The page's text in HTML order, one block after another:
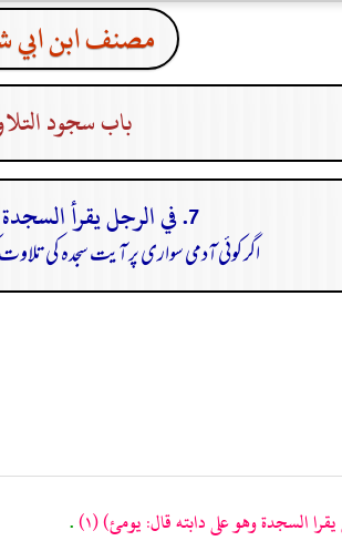
مصنف ابن ابي
باب سجود
7. في الرجل يقرأ السجدة على الدابة
اگر کوئی آدمی سواری پر آیت سجدہ کی
السجدة وهو على دابته قال: يومئ)(١) .